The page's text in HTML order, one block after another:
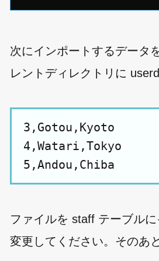
次にインポートするデータ
レントディレクトリに
3,Gotou,Kyoto
4,Watari,Tokyo
5,Andou,Chiba
ファイルを staff テーブル
変更してください。そのあ